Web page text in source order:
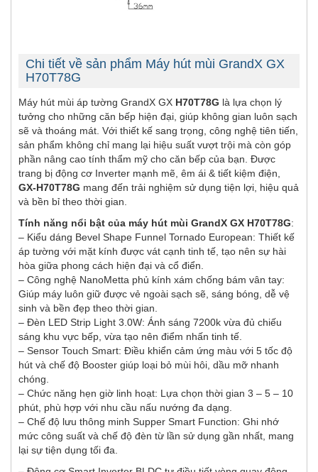
Chi tiết về sản phẩm Máy hút mùi GrandX GX
H70T78G
Máy hút mùi áp tường GrandX GX H70T78G là lựa chọn lý
tưởng cho những căn bếp hiện đại, giúp không gian luôn sạch
sẽ và thoáng mát. Với thiết kế sang trọng, công nghệ tiên tiến,
sản phẩm không chỉ mang lại hiệu suất vượt trội mà còn góp
phần nâng cao tính thẩm mỹ cho căn bếp của bạn. Được
trang bị động cơ Inverter mạnh mẽ, êm ái & tiết kiệm điện,
GX-H70T78G mang đến trải nghiệm sử dụng tiện lợi, hiệu quả
và bền bỉ theo thời gian.
Tính năng nổi bật của máy hút mùi GrandX GX H70T78G:
– Kiểu dáng Bevel Shape Funnel Tornado European: Thiết kế
áp tường với mặt kính được vát cạnh tinh tế, tạo nên sự hài
hòa giữa phong cách hiện đại và cổ điển.
– Công nghệ NanoMetta phủ kính xám chống bám vân tay:
Giúp máy luôn giữ được vẻ ngoài sạch sẽ, sáng bóng, dễ vệ
sinh và bền đẹp theo thời gian.
– Đèn LED Strip Light 3.0W: Ánh sáng 7200k vừa đủ chiếu
sáng khu vực bếp, vừa tạo nên điểm nhấn tinh tế.
– Sensor Touch Smart: Điều khiển cảm ứng màu với 5 tốc độ
hút và chế độ Booster giúp loại bỏ mùi hôi, dầu mỡ nhanh
chóng.
– Chức năng hẹn giờ linh hoạt: Lựa chọn thời gian 3 – 5 – 10
phút, phù hợp với nhu cầu nấu nướng đa dạng.
– Chế độ lưu thông minh Supper Smart Function: Ghi nhớ
mức công suất và chế độ đèn từ lần sử dụng gần nhất, mang
lại sự tiện dụng tối đa.